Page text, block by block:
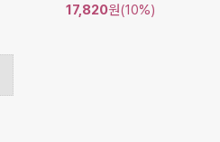
17,820원(10%)